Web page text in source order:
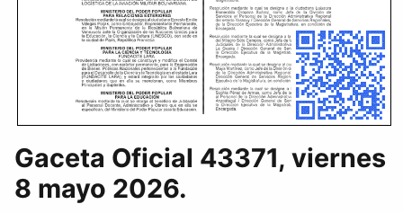
Gaceta Oficial 43371, viernes
8 mayo 2026.